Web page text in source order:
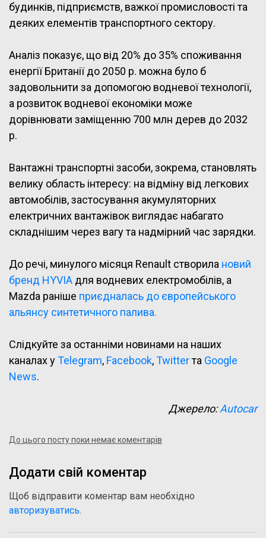
будинків, підприємств, важкої промисловості та
деяких елементів транспортного сектору.
Аналіз показує, що від 20% до 35% споживання
енергії Британії до 2050 р. можна було б
задовольнити за допомогою водневої технології,
а розвиток водневої економіки може
дорівнювати заміщенню 700 млн дерев до 2032
р.
Вантажні транспортні засоби, зокрема, становлять
велику область інтересу: на відміну від легкових
автомобілів, застосування акумуляторних
електричних вантажівок виглядає набагато
складнішим через вагу та надмірний час зарядки.
До речі, минулого місяця Renault створила новий
бренд HYVIA для водневих електромобілів, а
Mazda раніше приєдналась до європейського
альянсу синтетичного палива.
Слідкуйте за останніми новинами на наших
каналах уTelegram, Facebook,Twitterта Google
News.
Джерело:Autocar
До цього посту поки немає коментарів
Додати свій коментар
Щоб відправити коментар вам необхідно
авторизуватись.